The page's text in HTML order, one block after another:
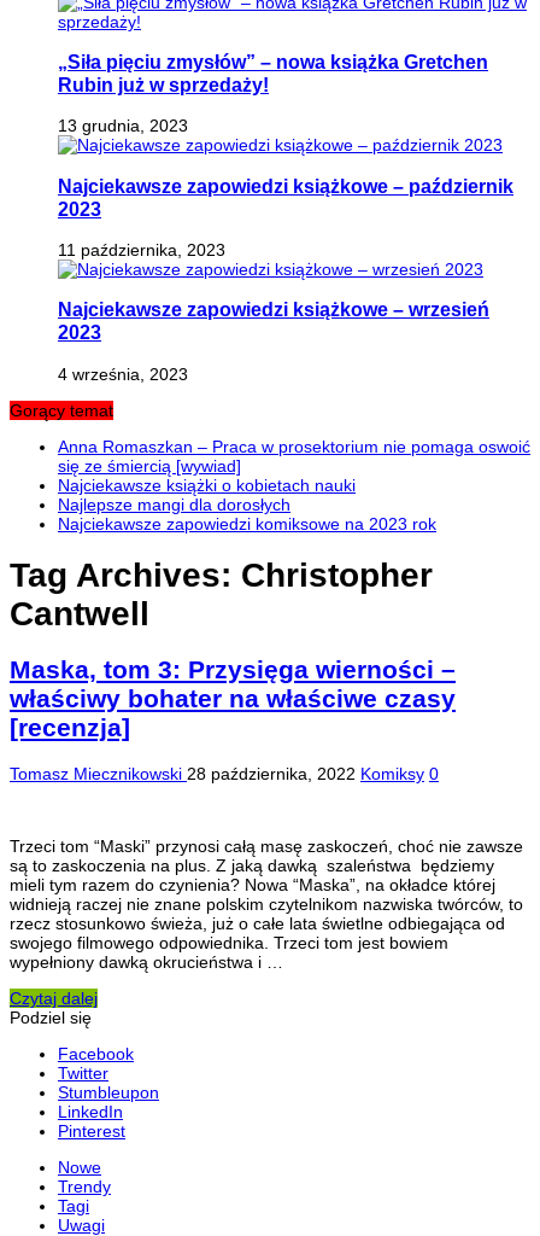
„Siła pięciu zmysłów” – nowa książka Gretchen
Rubin już w sprzedaży!
13 grudnia, 2023
Najciekawsze zapowiedzi książkowe – październik
2023
11 października, 2023
Najciekawsze zapowiedzi książkowe – wrzesień
2023
4 września, 2023
Gorący temat
Anna Romaszkan – Praca w prosektorium nie pomaga oswoić
się ze śmiercią [wywiad]
Najciekawsze książki o kobietach nauki
Najlepsze mangi dla dorosłych
Najciekawsze zapowiedzi komiksowe na 2023 rok
Tag Archives: Christopher
Cantwell
Maska, tom 3: Przysięga wierności –
właściwy bohater na właściwe czasy
[recenzja]
Tomasz Miecznikowski 28 października, 2022 Komiksy 0
Trzeci tom “Maski” przynosi całą masę zaskoczeń, choć nie zawsze
są to zaskoczenia na plus. Z jaką dawką szaleństwa będziemy
mieli tym razem do czynienia? Nowa “Maska”, na okładce której
widnieją raczej nie znane polskim czytelnikom nazwiska twórców, to
rzecz stosunkowo świeża, już o całe lata świetlne odbiegająca od
swojego filmowego odpowiednika. Trzeci tom jest bowiem
wypełniony dawką okrucieństwa i …
Czytaj dalej
Podziel się
Facebook
Twitter
Stumbleupon
LinkedIn
Pinterest
Nowe
Trendy
Tagi
Uwagi